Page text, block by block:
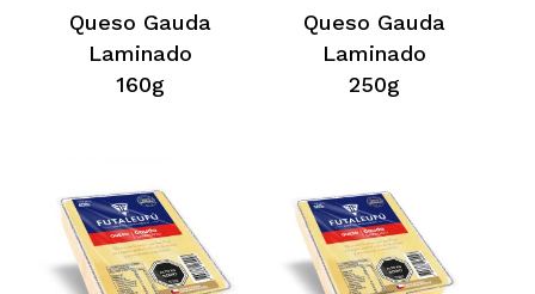
Queso Gauda
Laminado
160g
Queso Gauda
Laminado
250g